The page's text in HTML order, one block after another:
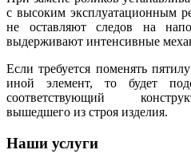
с высоким эксплуатационным
не оставляют следов на
выдерживают интенсивные
Если требуется поменять
иной элемент, то будет
соответствующий
вышедшего из строя изделия.
Наши услуги